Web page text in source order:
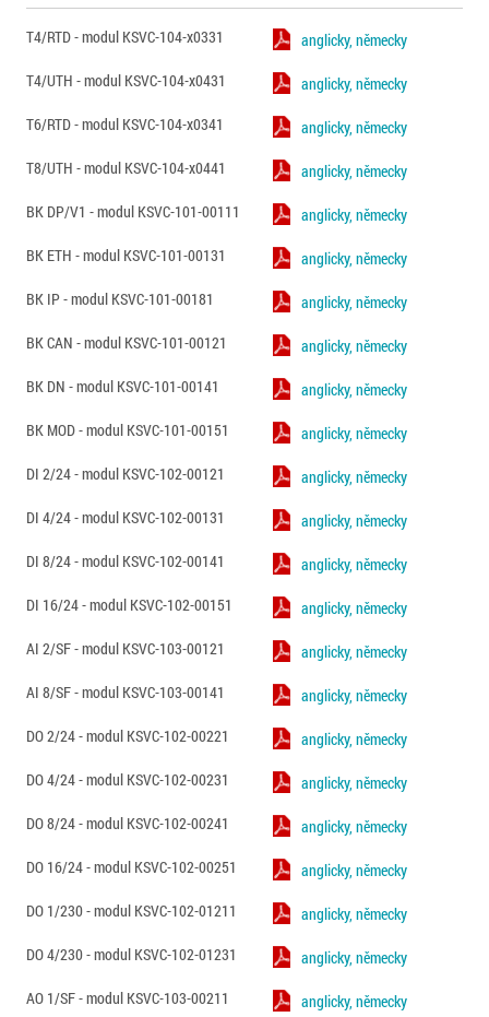
T4/RTD - modul KSVC-104-x0331
anglicky, německy
T4/UTH - modul KSVC-104-x0431
anglicky, německy
T6/RTD - modul KSVC-104-x0341
anglicky, německy
T8/UTH - modul KSVC-104-x0441
anglicky, německy
BK DP/V1 - modul KSVC-101-00111
anglicky, německy
BK ETH - modul KSVC-101-00131
anglicky, německy
BK IP - modul KSVC-101-00181
anglicky, německy
BK CAN - modul KSVC-101-00121
anglicky, německy
BK DN - modul KSVC-101-00141
anglicky, německy
BK MOD - modul KSVC-101-00151
anglicky, německy
DI 2/24 - modul KSVC-102-00121
anglicky, německy
DI 4/24 - modul KSVC-102-00131
anglicky, německy
DI 8/24 - modul KSVC-102-00141
anglicky, německy
DI 16/24 - modul KSVC-102-00151
anglicky, německy
AI 2/SF - modul KSVC-103-00121
anglicky, německy
AI 8/SF - modul KSVC-103-00141
anglicky, německy
DO 2/24 - modul KSVC-102-00221
anglicky, německy
DO 4/24 - modul KSVC-102-00231
anglicky, německy
DO 8/24 - modul KSVC-102-00241
anglicky, německy
DO 16/24 - modul KSVC-102-00251
anglicky, německy
DO 1/230 - modul KSVC-102-01211
anglicky, německy
DO 4/230 - modul KSVC-102-01231
anglicky, německy
AO 1/SF - modul KSVC-103-00211
anglicky, německy